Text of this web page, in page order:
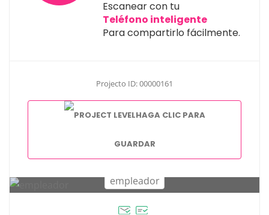
Escanear con tu
Teléfono inteligente
Para compartirlo fácilmente.
Projecto ID: 00000161
HAGA CLIC PARA
GUARDAR